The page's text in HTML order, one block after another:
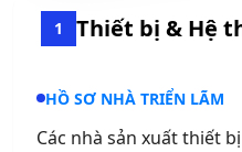
1 Thiết bị & Hệ
HỒ SƠ NHÀ TRIỂN LÃM
Các nhà sản xuất thiết